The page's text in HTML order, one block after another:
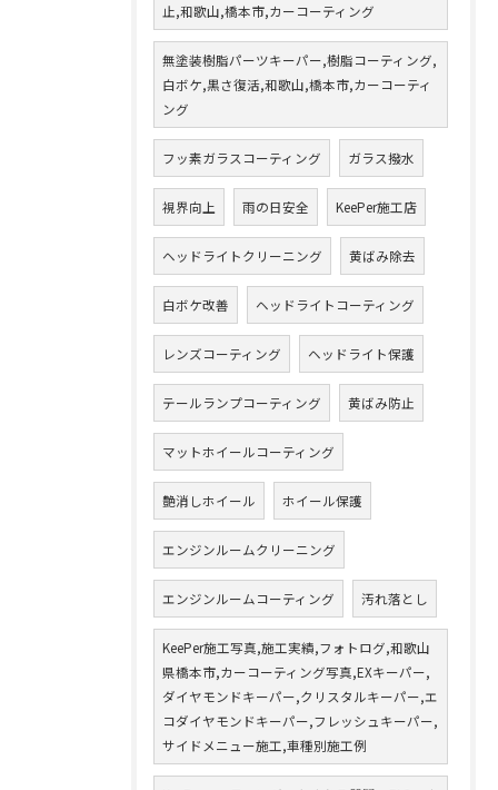
止,和歌山,橋本市,カーコーティング
無塗装樹脂パーツキーパー,樹脂コーティング,
白ボケ,黒さ復活,和歌山,橋本市,カーコーティ
ング
フッ素ガラスコーティング ガラス撥水
視界向上 雨の日安全 KeePer施工店
ヘッドライトクリーニング 黄ばみ除去
白ボケ改善 ヘッドライトコーティング
レンズコーティング ヘッドライト保護
テールランプコーティング 黄ばみ防止
マットホイールコーティング
艶消しホイール ホイール保護
エンジンルームクリーニング
エンジンルームコーティング 汚れ落とし
KeePer施工写真,施工実績,フォトログ,和歌山
県橋本市,カーコーティング写真,EXキーパー,
ダイヤモンドキーパー,クリスタルキーパー,エ
コダイヤモンドキーパー,フレッシュキーパー,
サイドメニュー施工,車種別施工例